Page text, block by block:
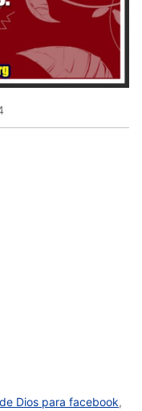
Dios para facebook,